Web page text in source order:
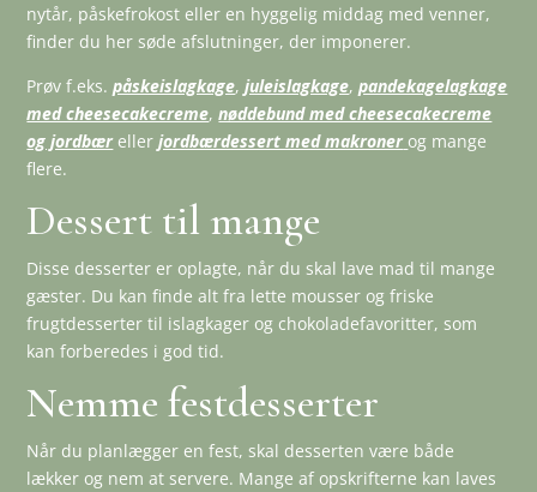
nytår, påskefrokost eller en hyggelig middag med venner,
finder du her søde afslutninger, der imponerer.
Prøv f.eks.påskeislagkage,juleislagkage,pandekagelagkage
med cheesecakecreme,nøddebund med cheesecakecreme
og jordbærellerjordbærdessert med makroner og mange
flere.
Dessert til mange
Disse desserter er oplagte, når du skal lave mad til mange
gæster. Du kan finde alt fra lette mousser og friske
frugtdesserter til islagkager og chokoladefavoritter, som
kan forberedes i god tid.
Nemme festdesserter
Når du planlægger en fest, skal desserten være både
lækker og nem at servere. Mange af opskrifterne kan laves